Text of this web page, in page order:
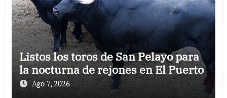
Listos los toros de San Pelayo para
la nocturna de rejones en El Puerto
Ago 7, 2026